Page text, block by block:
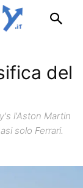
del
l'Aston Martin
solo Ferrari.